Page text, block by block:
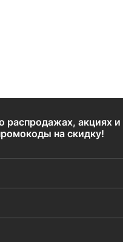
распродажах, акциях и
на скидку!